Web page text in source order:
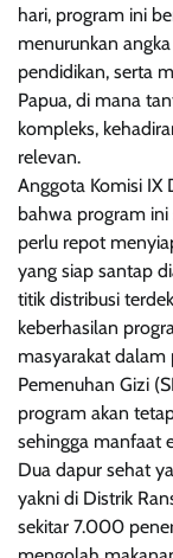
hari, program ini
menurunkan
pendidikan, serta
Papua, di mana
kompleks,
relevan.
Anggota Komisi IX
bahwa program
perlu repot
yang siap santap
titik distribusi
keberhasilan
masyarakat dalam
Pemenuhan Gizi
program akan
sehingga manfaat
Dua dapur sehat
yakni di Distrik
sekitar 7.000